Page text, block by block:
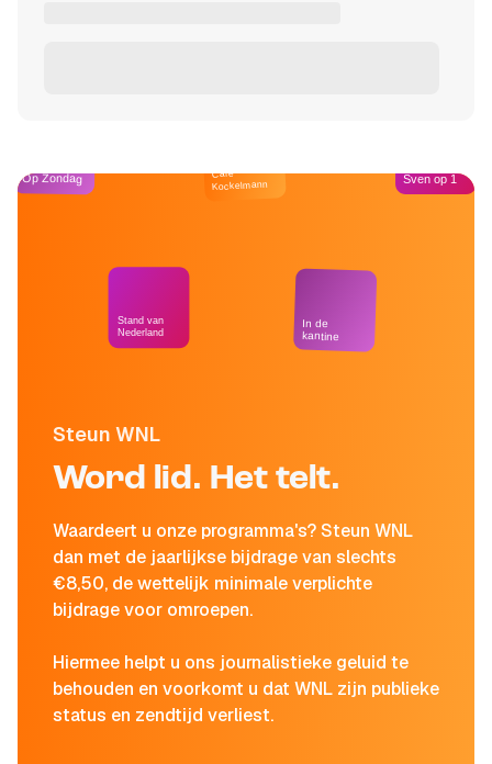
Steun WNL
Word lid. Het telt.
Waardeert u onze programma's? Steun WNL
dan met de jaarlijkse bijdrage van slechts
€8,50, de wettelijk minimale verplichte
bijdrage voor omroepen.
Hiermee helpt u ons journalistieke geluid te
behouden en voorkomt u dat WNL zijn publieke
status en zendtijd verliest.
Op Zondag
Stand van
Nederland
Café
Kockelmann
In de
kantine
Sven op 1